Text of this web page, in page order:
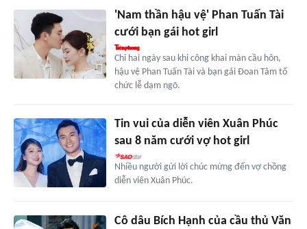
'Nam thần hậu vệ' Phan Tuấn Tài
cưới bạn gái hot girl
Chỉ hai ngày sau khi công khai màn cầu hôn,
hậu vệ Phan Tuấn Tài và bạn gái Đoan Tâm tổ
chức lễ dạm ngõ.
Tin vui của diễn viên Xuân Phúc
sau 8 năm cưới vợ hot girl
Nhiều người gửi lời chúc mừng đến vợ chồng
diễn viên Xuân Phúc.
Cô dâu Bích Hạnh của cầu thủ Văn